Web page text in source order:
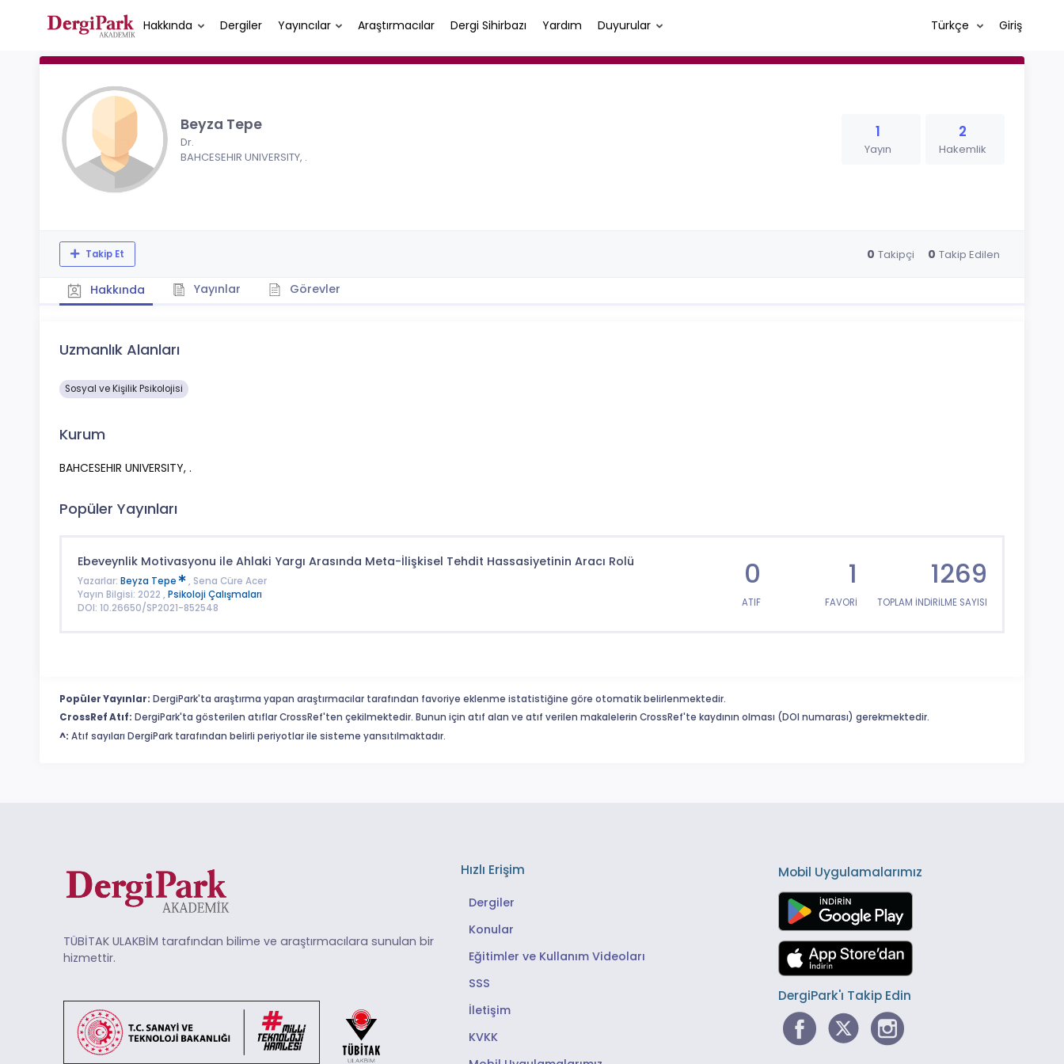
Hakkında Dergiler Yayıncılar Araştırmacılar Dergi Sihirbazı Yardım Duyurular Türkçe Giriş
Beyza Tepe
Dr.
BAHCESEHIR UNIVERSITY, .
1
Yayın
2
Hakemlik
Takip Et 0 Takipçi 0 Takip Edilen
Hakkında Yayınlar Görevler
Uzmanlık Alanları
Sosyal ve Kişilik Psikolojisi
Kurum
BAHCESEHIR UNIVERSITY, .
Popüler Yayınları
Ebeveynlik Motivasyonu ile Ahlaki Yargı Arasında Meta-İlişkisel Tehdit Hassasiyetinin Aracı Rolü
Yazarlar: Beyza Tepe
, Sena Cüre Acer
Yayın Bilgisi: 2022 , Psikoloji Çalışmaları
DOI: 10.26650/SP2021-852548
0
ATIF
1
FAVORİ
1269
TOPLAM İNDİRİLME SAYISI
Popüler Yayınlar: DergiPark'ta araştırma yapan araştırmacılar tarafından favoriye eklenme istatistiğine göre otomatik belirlenmektedir.
CrossRef Atıf: DergiPark'ta gösterilen atıflar CrossRef'ten çekilmektedir. Bunun için atıf alan ve atıf verilen makalelerin CrossRef'te kaydının olması (DOI numarası) gerekmektedir.
^: Atıf sayıları DergiPark tarafından belirli periyotlar ile sisteme yansıtılmaktadır.
TÜBİTAK ULAKBİM tarafından bilime ve araştırmacılara sunulan bir
hizmettir.
Hızlı Erişim
Dergiler
Konular
Eğitimler ve Kullanım Videoları
SSS
İletişim
KVKK
Mobil Uygulamalarımız
DergiPark'ı Takip Edin